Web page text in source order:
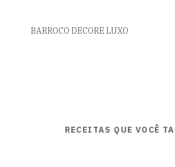
BARROCO DECORE LUXO
RECEITAS QUE VOCÊ